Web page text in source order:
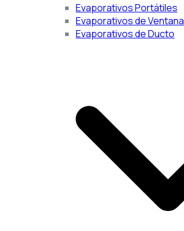
Evaporativos Portátiles
Evaporativos de Ventana
Evaporativos de Ducto